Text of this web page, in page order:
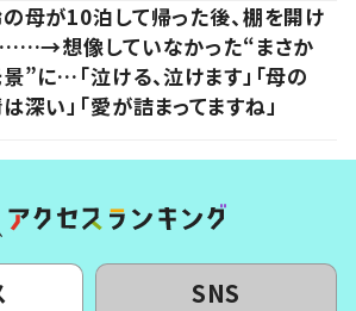
母が10泊して帰った後、棚を開け
……→想像していなかった“まさか
”に…「泣ける、泣けます」「母の
深い」「愛が詰まってますね」
SNS